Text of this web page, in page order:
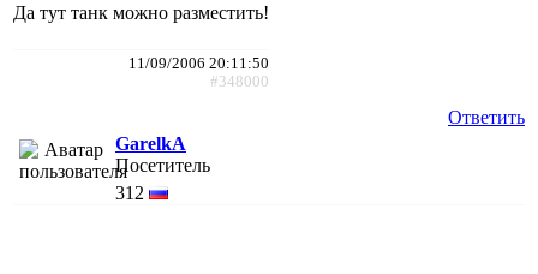
Да тут танк можно разместить!
11/09/2006 20:11:50
#348000
Ответить
GarelkA
Посетитель
312